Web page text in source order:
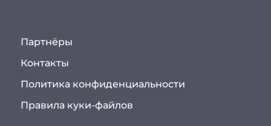
Партнёры
Контакты
Политика конфиденциальности
Правила куки-файлов